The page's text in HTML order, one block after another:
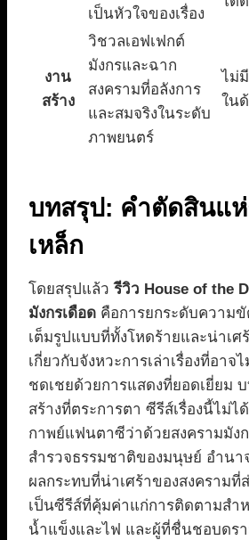
เป็นหัวใจของเรื่อง
งาน
สร้าง
วิชวลเอฟเฟกต์
มังกรและฉาก
สงครามที่อลังการ
และสมจริงในระดับ
ภาพยนตร์
ไม่
ใน
บทสรุป: คำตัดสินแห่
เหล็ก
โดยสรุปแล้วรีวิว House of the
มังกรเดือด คือการยกระดับความ
เต็มรูปแบบที่ทั้งโหดร้ายและน่าเศ
เกี่ยวกับจังหวะการเล่าเรื่องที่อาจ
ชดเชยด้วยการแสดงที่ยอดเยี่ยม
สร้างที่ตระการตา ซีรีส์เรื่องนี้ไม่ไ
กาพย์แฟนตาซีว่าด้วยสงครามมัง
สำรวจธรรมชาติของมนุษย์ อำน
ผลกระทบที่น่าเศร้าของสงครามที่
เป็นซีรีส์ที่คุ้มค่าแก่การติดตามสำ
น้ำแข็งและไฟ และผู้ที่ชื่นชอบดรา